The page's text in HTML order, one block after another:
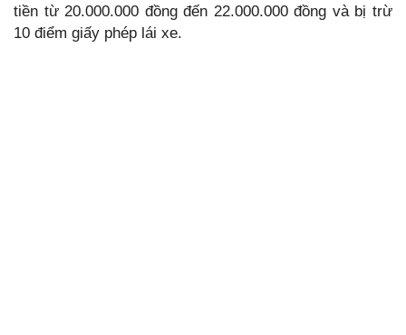
tiền từ 20.000.000 đồng đến 22.000.000 đồng và bị trừ
10 điểm giấy phép lái xe.